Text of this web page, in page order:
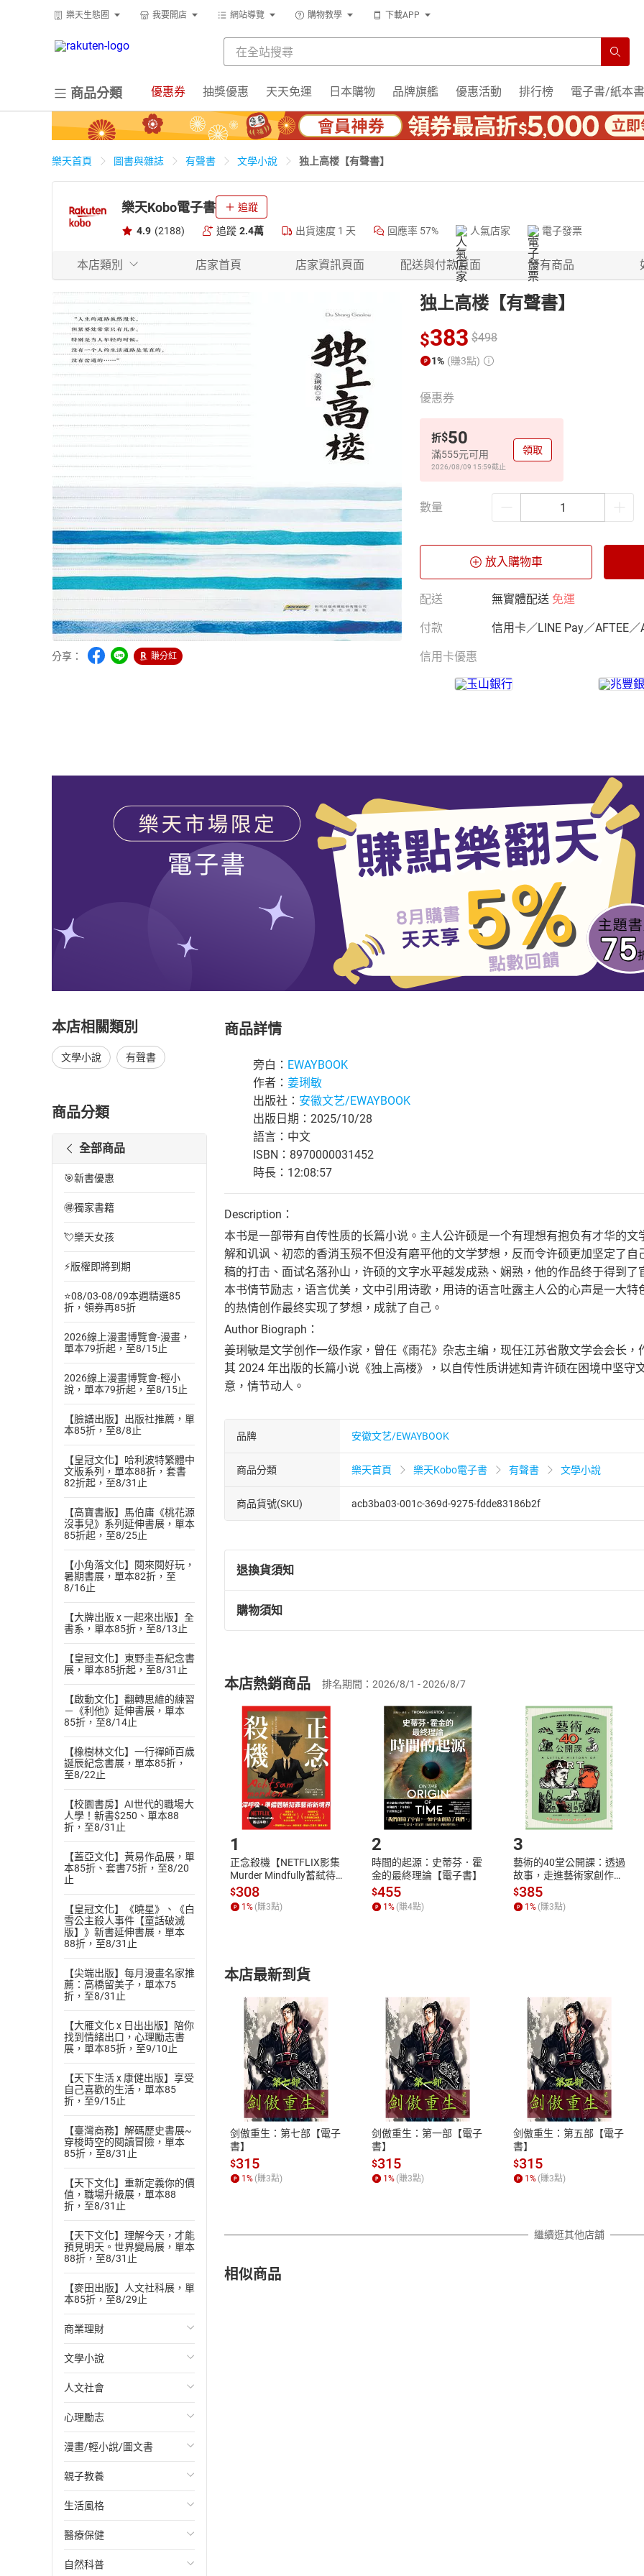
樂天生態圈 我要開店 網站導覽 購物教學 下載APP
商品分類 優惠券 抽獎優惠 天天免運 日本購物 品牌旗艦 優惠活動 排行榜 電子書/紙本書
樂天首頁 圖書與雜誌 有聲書 文學小說 独上高楼【有聲書】
樂天Kobo電子書 追蹤
4.9 (2188) 追蹤 2.4萬 出貨速度 1 天 回應率 57% 人氣店家 電子發票
本店類別 店家首頁 店家資訊頁面 配送與付款頁面 所有商品
分享： 賺分紅
独上高楼【有聲書】
$383 $498
1% (賺3點)
優惠券
折$50
滿555元可用
2026/08/09 15:59截止
領取
數量
放入購物車
配送 無實體配送 免運
付款 信用卡／LINE Pay／AFTEE／
信用卡優惠
本店相關類別
文學小說 有聲書
商品分類
全部商品
🎯新書優惠
🉐獨家書籍
💘樂天女孩
⚡版權即將到期
⭐08/03-08/09本週精選85
折，領券再85折
2026線上漫畫博覽會-漫畫，
單本79折起，至8/15止
2026線上漫畫博覽會-輕小
說，單本79折起，至8/15止
【臉譜出版】出版社推薦，單
本85折，至8/8止
【皇冠文化】哈利波特繁體中
文版系列，單本88折，套書
82折起，至8/31止
【高寶書版】馬伯庸《桃花源
沒事兒》系列延伸書展，單本
85折起，至8/25止
【小角落文化】閱來閱好玩，
暑期書展，單本82折，至
8/16止
【大牌出版 x 一起來出版】全
書系，單本85折，至8/13止
【皇冠文化】東野圭吾紀念書
展，單本85折起，至8/31止
【啟動文化】翻轉思維的練習
－《利他》延伸書展，單本
85折，至8/14止
【橡樹林文化】一行禪師百歲
誕辰紀念書展，單本85折，
至8/22止
【校園書房】AI世代的職場大
人學！新書$250、單本88
折，至8/31止
【蓋亞文化】黃易作品展，單
本85折、套書75折，至8/20
止
【皇冠文化】《曉星》、《白
雪公主殺人事件【童話破滅
版】》新書延伸書展，單本
88折，至8/31止
【尖端出版】每月漫畫名家推
薦：高橋留美子，單本75
折，至8/31止
【大雁文化 x 日出出版】陪你
找到情緒出口，心理勵志書
展，單本85折，至9/10止
【天下生活 x 康健出版】享受
自己喜歡的生活，單本85
折，至9/15止
【臺灣商務】解碼歷史書展~
穿梭時空的閱讀冒險，單本
85折，至8/31止
【天下文化】重新定義你的價
值，職場升級展，單本88
折，至8/31止
【天下文化】理解今天，才能
預見明天。世界變局展，單本
88折，至8/31止
【麥田出版】人文社科展，單
本85折，至8/29止
商業理財
投資理財
經濟/趨勢
財務/金融
管理/領導
職場工作術
成功法
行銷/廣告
傳記
文學小說
歐美文學
日本文學
韓國文學
華文文學
經典文學
成長/家庭生活小說
懸疑/推理小說
人文社會
國際關係
政治
社會科學
台灣/中國歷史
日/韓歷史
其他歷史/史學
心理勵志
心靈成長/情緒
人際關係
兩性關係
心理學
漫畫/輕小說/圖文書
輕小說
奇幻/科幻
愛情故事
職場/社會寫實
親子教養
教育現場
兒童文學/故事
兒童科普/學習
生活風格
飲食/食譜
健身/美顏
醫療保健
健康/養生
自然科普
商品詳情
旁白： EWAYBOOK
作者： 姜琍敏
出版社： 安徽文艺/EWAYBOOK
出版日期：2025/10/28
語言：中文
ISBN：8970000031452
時長：12:08:57
Description：
本书是一部带有自传性质的长篇小说。主人公许硕是一个有理想有抱负有才华的
解和讥讽、初恋的香消玉殒不但没有磨平他的文学梦想，反而令许硕更加坚定了
稿的打击、面试名落孙山，许硕的文字水平越发成熟、娴熟，他的作品终于得到
本书情节励志，语言优美，文中引用诗歌，用诗的语言吐露主人公的心声是一大
的热情创作最终实现了梦想，成就了自己。
Author Biograph：
姜琍敏是文学创作一级作家，曾任《雨花》杂志主编，现任江苏省散文学会会长
其 2024 年出版的长篇小说《独上高楼》，以自传性质讲述知青许硕在困境中坚
意，情节动人。
品牌 安徽文艺/EWAYBOOK
商品分類 樂天首頁 樂天Kobo電子書 有聲書 文學小說
商品貨號(SKU) acb3ba03-001c-369d-9275-fdde83186b2f
退換貨須知
退換貨規定：
(一)依消費者保護法第19條第1項後段暨通訊交易解除權合理例外情事適用
(二)消費者訂購本店鋪之商品即代表知悉本店鋪所銷售之商品為電子書，
且已下載/存取電子書，不得請求退貨退款。
退貨方式：您欲取消訂單或辦理退貨時，請登入樂天市場，並於「我的訂單
貨」，本店鋪將依您的申請進行審核，待審核通過後將為您辦理退款事宜。
請注意，樂天市場須以整筆訂單為單位進行取消/退貨，恕無法以單支商品取
購物須知
挑選商品
Choose
放入購物車
Shopping cart
登入帳號
Login
購書後，如何開始使用？
Step1.選擇閱讀載具 Step2.登入
付款方式
ATM轉帳、信用卡、LINE PAY、AFTEE
退換貨規範
本店是否提供消費者保護法七日猶
之權利，遽消費者保護法及通訊交
除權合理例外情事適用準則，依商
質各有不同規定。詳細退換貨說明
照各商品說明。
本店熱銷商品 排名期間：2026/8/1 - 2026/8/7
1
正念殺機【NETFLIX影集
Murder Mindfully蓄弒待
發】【電子書】
$308
1 % (賺3點)
2
時間的起源：史蒂芬．霍
金的最終理論【電子書】
$455
1 % (賺4點)
3
藝術的40堂公開課：透過
故事，走進藝術家創作現
場，看藝術如何誕生、如
何形塑人類生活【電子
書】
$385
1 % (賺3點)
本店最新到貨
剑傲重生：第七部【電子
書】
$315
1% (賺3點)
剑傲重生：第一部【電子
書】
$315
1% (賺3點)
剑傲重生：第五部【電子
書】
$315
1% (賺3點)
繼續逛其他店舖
相似商品